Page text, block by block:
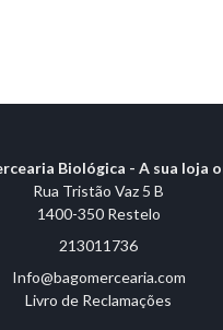
Biológica - A sua loja
Rua Tristão Vaz 5 B
1400-350 Restelo
213011736
Info@bagomercearia.com
Livro de Reclamações